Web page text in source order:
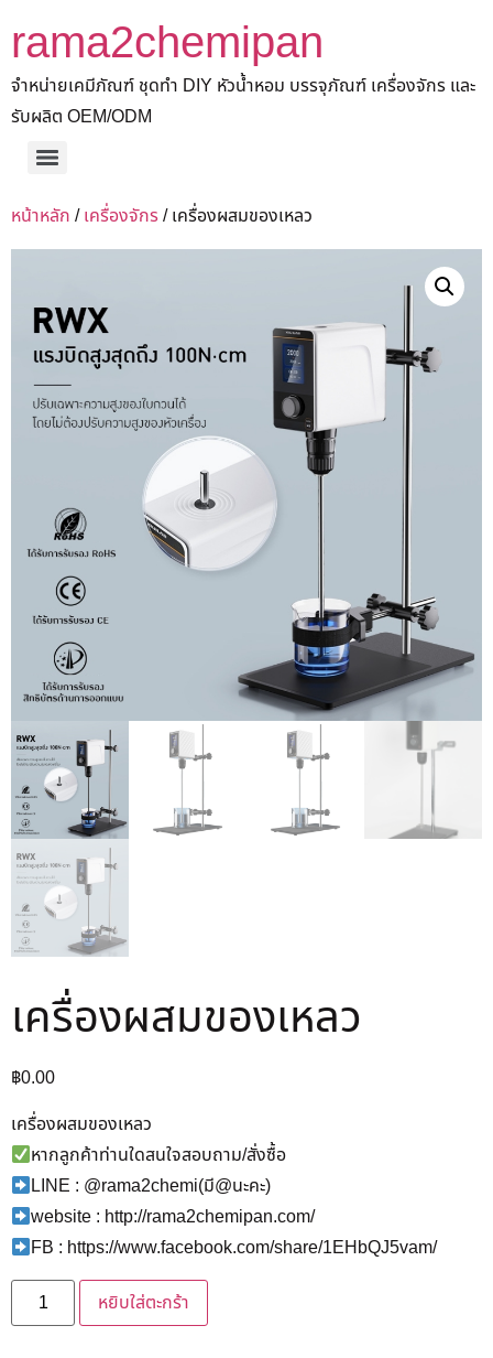
rama2chemipan
จำหน่ายเคมีภัณฑ์ ชุดทำ DIY หัวน้ำหอม บรรจุภัณฑ์ เครื่องจักร และ
รับผลิต OEM/ODM
หน้าหลัก /เครื่องจักร/ เครื่องผสมของเหลว
เครื่องผสมของเหลว
฿0.00
เครื่องผสมของเหลว
หากลูกค้าท่านใดสนใจสอบถาม/สั่งซื้อ
LINE : @rama2chemi(มี@นะคะ)
website : http://rama2chemipan.com/
FB : https://www.facebook.com/share/1EHbQJ5vam/
หยิบใส่ตะกร้า